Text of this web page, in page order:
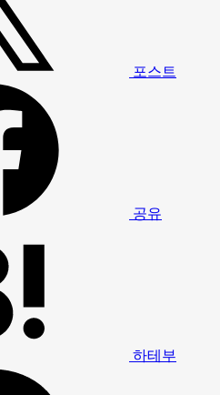
포스트
공유
하테부